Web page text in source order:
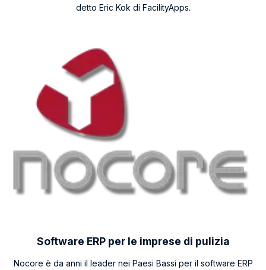
detto Eric Kok di FacilityApps.
Software ERP per le imprese di pulizia
Nocore è da anni il leader nei Paesi Bassi per il software ERP